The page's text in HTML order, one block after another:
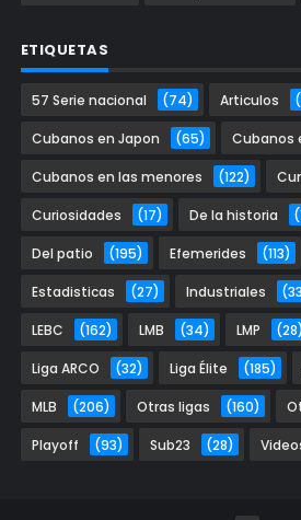
ETIQUETAS
57 Serie nacional (74) Articulos
Cubanos en Japon (65) Cubanos
Cubanos en las menores (122)
Curiosidades (17) De la historia
Del patio (195) Efemerides (113)
Estadisticas (27) Industriales
LEBC (162) LMB (34) LMP (28)
Liga ARCO (32) Liga Élite (185)
MLB (206) Otras ligas (160)
Playoff (93) Sub23 (28)